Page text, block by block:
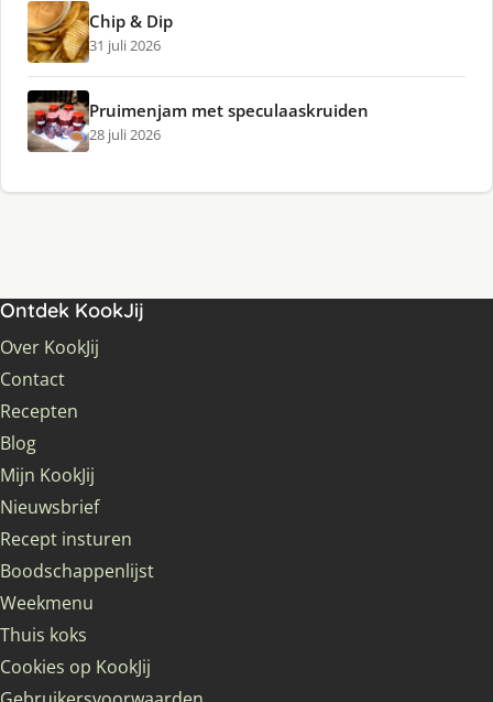
Chip & Dip
31 juli 2026
Pruimenjam met speculaaskruiden
28 juli 2026
Ontdek KookJij
Over KookJij
Contact
Recepten
Blog
Mijn KookJij
Nieuwsbrief
Recept insturen
Boodschappenlijst
Weekmenu
Thuis koks
Cookies op KookJij